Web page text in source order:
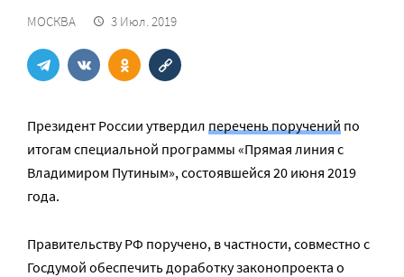
МОСКВА 3 Июл. 2019
Президент России утвердил перечень поручений по
итогам специальной программы «Прямая линия с
Владимиром Путиным», состоявшейся 20 июня 2019
года.
Правительству РФ поручено, в частности, совместно с
Госдумой обеспечить доработку законопроекта о